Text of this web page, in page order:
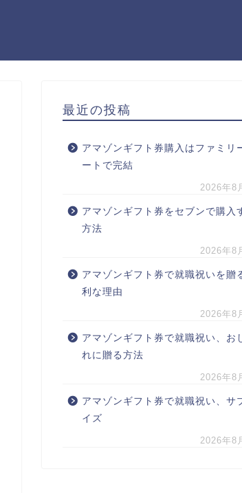
最近の投稿
アマゾンギフト券購入はファミリ
ートで完結
2026年8
アマゾンギフト券をセブンで購入
方法
2026年8
アマゾンギフト券で就職祝いを贈
利な理由
2026年8
アマゾンギフト券で就職祝い、お
れに贈る方法
2026年8
アマゾンギフト券で就職祝い、サ
イズ
2026年8